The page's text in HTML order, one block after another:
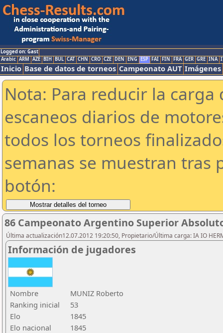
Logged on: Gast
Arabic ARM AZE BIH BUL CAT CHN CRO CZE DEN ENG ESP FAI FIN FRA GER GRE INA
Inicio Base de datos de torneos Campeonato AUT Imágenes
Nota: Para reducir la
escaneos diarios de
todos los torneos
semanas se muestran tras
botón:
86 Campeonato Argentino Superior
Última actualización12.07.2012 19:20:50, Propietario/Última carga: IA IO
Información de jugadores
Nombre
MUNIZ Roberto
Ranking inicial
53
Elo
1845
Elo nacional
1845